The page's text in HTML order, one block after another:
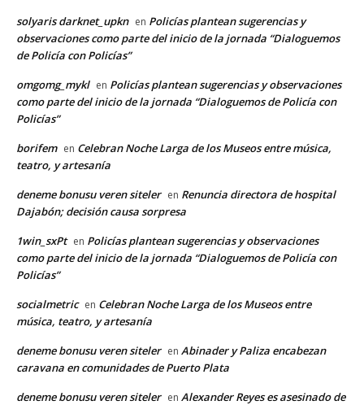
solyaris darknet_upkn en Policías plantean sugerencias y
observaciones como parte del inicio de la jornada “Dialoguemos
de Policía con Policías”
omgomg_mykl en Policías plantean sugerencias y observaciones
como parte del inicio de la jornada “Dialoguemos de Policía con
Policías”
borifem en Celebran Noche Larga de los Museos entre música,
teatro, y artesanía
deneme bonusu veren siteler en Renuncia directora de hospital
Dajabón; decisión causa sorpresa
1win_sxPt en Policías plantean sugerencias y observaciones
como parte del inicio de la jornada “Dialoguemos de Policía con
Policías”
socialmetric en Celebran Noche Larga de los Museos entre
música, teatro, y artesanía
deneme bonusu veren siteler en Abinader y Paliza encabezan
caravana en comunidades de Puerto Plata
deneme bonusu veren siteler en Alexander Reyes es asesinado de